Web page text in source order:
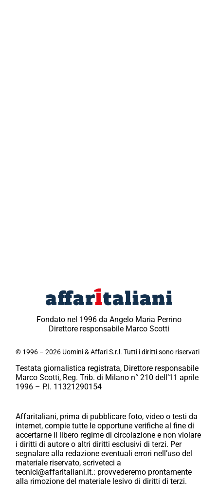
Fondato nel 1996 da Angelo Maria Perrino
Direttore responsabile Marco Scotti
© 1996 – 2026 Uomini & Affari S.r.l. Tutti i diritti sono riservati
Testata giornalistica registrata, Direttore responsabile
Marco Scotti, Reg. Trib. di Milano n° 210 dell’11 aprile
1996 – P.I. 11321290154
Affaritaliani, prima di pubblicare foto, video o testi da
internet, compie tutte le opportune verifiche al fine di
accertarne il libero regime di circolazione e non violare
i diritti di autore o altri diritti esclusivi di terzi. Per
segnalare alla redazione eventuali errori nell’uso del
materiale riservato, scriveteci a
tecnici@affaritaliani.it.: provvederemo prontamente
alla rimozione del materiale lesivo di diritti di terzi.